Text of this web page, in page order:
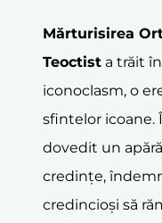
Mărturisirea
Teoctist a trăit
iconoclasm, o
sfintelor icoane.
dovedit un
credințe,
credincioși să